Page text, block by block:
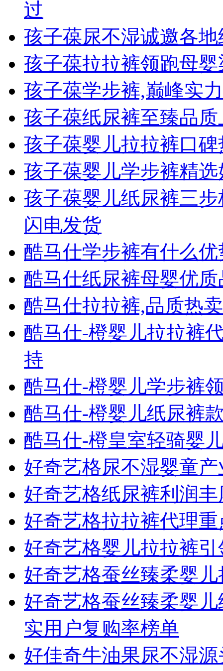
过
孩子葆尿不湿诚邀各
孩子葆拉拉裤领跑母婴
孩子葆学步裤,巅峰实
孩子葆纸尿裤至臻品
孩子葆婴儿拉拉裤口
孩子葆婴儿学步裤精
孩子葆婴儿纸尿裤三
闪电发货
酷马仕学步裤有什么优
酷马仕纸尿裤母婴优
酷马仕拉拉裤,品质热
酷马仕-橙婴儿拉拉裤
持
酷马仕-橙婴儿学步裤
酷马仕-橙婴儿纸尿裤
酷马仕-橙皇室轻骑婴
好奇艺格尿不湿婴童
好奇艺格纸尿裤利润
好奇艺格拉拉裤代理
好奇艺格婴儿拉拉裤
好奇艺格蚕丝臻柔婴
好奇艺格蚕丝臻柔婴
实用户复购率榜单
好佳奇牛油果尿不湿